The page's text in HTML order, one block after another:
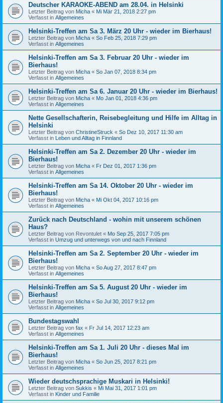
Deutscher KARAOKE-ABEND am 28.04. in Helsinki
Letzter Beitrag von Micha « Mi Mär 21, 2018 2:27 pm
Verfasst in Allgemeines
Helsinki-Treffen am Sa 3. März 20 Uhr - wieder im Bierhaus!
Letzter Beitrag von Micha « So Feb 25, 2018 7:29 pm
Verfasst in Allgemeines
Helsinki-Treffen am Sa 3. Februar 20 Uhr - wieder im
Bierhaus!
Letzter Beitrag von Micha « So Jan 07, 2018 8:34 pm
Verfasst in Allgemeines
Helsinki-Treffen am Sa 6. Januar 20 Uhr - wieder im Bierhaus!
Letzter Beitrag von Micha « Mo Jan 01, 2018 4:36 pm
Verfasst in Allgemeines
Nette Gesellschafterin, Reisebegleitung und Hilfe im Alltag in
Helsinki
Letzter Beitrag von ChristineStruck « So Dez 10, 2017 11:30 am
Verfasst in Leben und Alltag in Finnland
Helsinki-Treffen am Sa 2. Dezember 20 Uhr - wieder im
Bierhaus!
Letzter Beitrag von Micha « Fr Dez 01, 2017 1:36 pm
Verfasst in Allgemeines
Helsinki-Treffen am Sa 14. Oktober 20 Uhr - wieder im
Bierhaus!
Letzter Beitrag von Micha « Mi Okt 04, 2017 10:16 pm
Verfasst in Allgemeines
Zurück nach Deutschland - wohin mit unserem schönen
Haus?
Letzter Beitrag von Revontulet « Mo Sep 25, 2017 7:05 pm
Verfasst in Umzug und unterwegs von und nach Finnland
Helsinki-Treffen am Sa 2. September 20 Uhr - wieder im
Bierhaus!
Letzter Beitrag von Micha « So Aug 27, 2017 8:47 pm
Verfasst in Allgemeines
Helsinki-Treffen am Sa 5. August 20 Uhr - wieder im
Bierhaus!
Letzter Beitrag von Micha « So Jul 30, 2017 9:12 pm
Verfasst in Allgemeines
Bundestagswahl
Letzter Beitrag von fax « Fr Jul 14, 2017 12:23 am
Verfasst in Allgemeines
Helsinki-Treffen am Sa 1. Juli 20 Uhr - dieses Mal im
Bierhaus!
Letzter Beitrag von Micha « So Jun 25, 2017 8:21 pm
Verfasst in Allgemeines
Wieder deutschsprachige Muskari in Helsinki!
Letzter Beitrag von Sukkis « Mi Mai 31, 2017 1:01 pm
Verfasst in Kinder und Familie